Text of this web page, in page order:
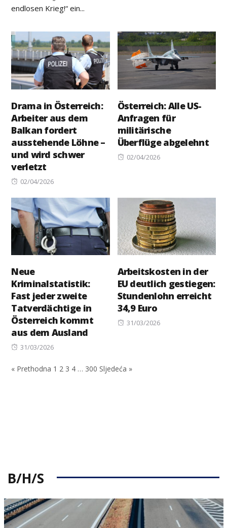
endlosen Krieg!“ ein...
Drama in Österreich:
Arbeiter aus dem
Balkan fordert
ausstehende Löhne –
und wird schwer
verletzt
Posted
02/04/2026
Österreich: Alle US-
Anfragen für
militärische
Überflüge abgelehnt
Posted
02/04/2026
Neue
Kriminalstatistik:
Fast jeder zweite
Tatverdächtige in
Österreich kommt
aus dem Ausland
Posted
31/03/2026
Arbeitskosten in der
EU deutlich gestiegen:
Stundenlohn erreicht
34,9 Euro
Posted
31/03/2026
« Prethodna 1 2 3 4 … 300 Sljedeća »
B/H/S